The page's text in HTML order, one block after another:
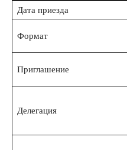
Дата приезда
Формат
Приглашение
Делегация